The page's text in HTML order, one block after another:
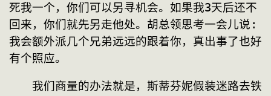
死我一个，你们可以另寻机会。如果我3天后还不
回来，你们就先另走他处。胡总领思考一会儿说:
我会额外派几个兄弟远远的跟着你，真出事了也好
有个照应。
我们商量的办法就是，斯蒂芬妮假装迷路去铁